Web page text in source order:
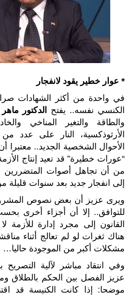
* عوار خطير يقود لانفجار
في واحدة من أكثر الشهادات
الكنسي نفسه.. يفتح
الدكتور
والطاقة والتغير المناخي
الأرثوذكسية، النار على عدد
الأحوال الشخصية الجديد.. معتبرا
“عورات خطيرة” قد تعيد إنتاج
من أن تجاهل أصوات المتضررين
إلى انفجار جديد بعد سنوات قليلة
ويرى عزيز أن بعض نصوص المشروع
للتوافق.. إلا أن أجزاء أخرى
القانون إلى مجرد إدارة للأزمة
هناك ثغرات لو لم تعالج أثناء
مشكلات أكبر من الموجودة حاليا…
وفي انتقاد مباشر لآلية التصريح
عزيز الفصل بين الحكم بالطلاق
موضحا: إذا كانت الكنيسة قد